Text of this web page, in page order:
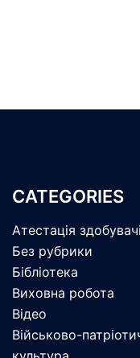
CATEGORIES
Атестація
Без рубрики
Бібліотека
Виховна робота
Відео
Військово-